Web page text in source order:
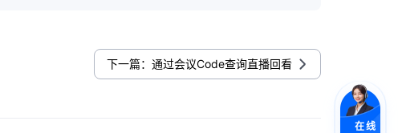
在线
下一篇：通过会议Code查询直播回看